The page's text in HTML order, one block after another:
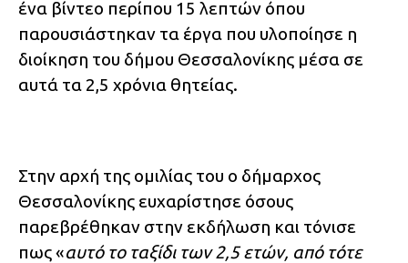
ένα βίντεο περίπου 15 λεπτών όπου
παρουσιάστηκαν τα έργα που υλοποίησε η
διοίκηση του δήμου Θεσσαλονίκης μέσα σε
αυτά τα 2,5 χρόνια θητείας.
Στην αρχή της ομιλίας του ο δήμαρχος
Θεσσαλονίκης ευχαρίστησε όσους
παρεβρέθηκαν στην εκδήλωση και τόνισε
πως «αυτό το ταξίδι των 2,5 ετών, από τότε